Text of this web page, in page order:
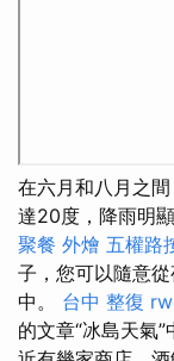
在六月和八月之
達20度，降雨明
聚餐 外燴 五權路
子，您可以隨意
中。 台中 整復
的文章“冰島天氣